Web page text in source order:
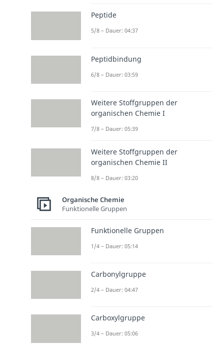
Peptide
5/8 – Dauer: 04:37
Peptidbindung
6/8 – Dauer: 03:59
Weitere Stoffgruppen der
organischen Chemie I
7/8 – Dauer: 05:39
Weitere Stoffgruppen der
organischen Chemie II
8/8 – Dauer: 03:20
Organische Chemie
Funktionelle Gruppen
Funktionelle Gruppen
1/4 – Dauer: 05:14
Carbonylgruppe
2/4 – Dauer: 04:47
Carboxylgruppe
3/4 – Dauer: 05:06